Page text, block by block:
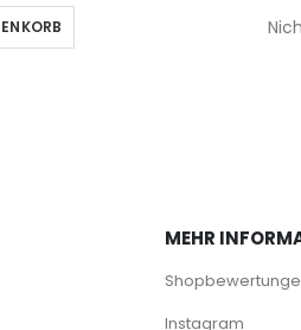
MEHR
Instagram